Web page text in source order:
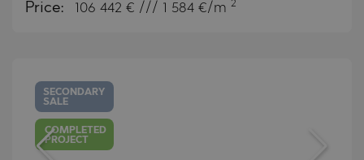
Price: 106 442 € /// 1 584 €/m 2
SECONDARY
SALE
COMPLETED
PROJECT